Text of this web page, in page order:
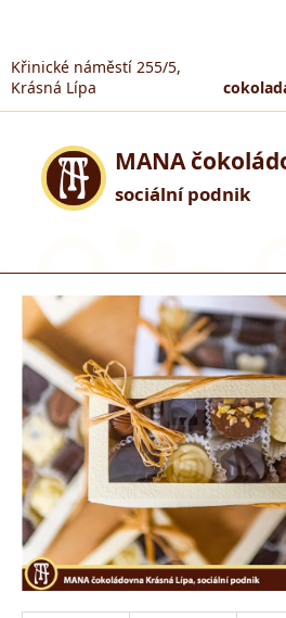
C
e
b
u
j
e
t
e
n
a
j
í
t
Křinické náměstí 255/5,
Krásná Lípa
MANA
sociální podnik